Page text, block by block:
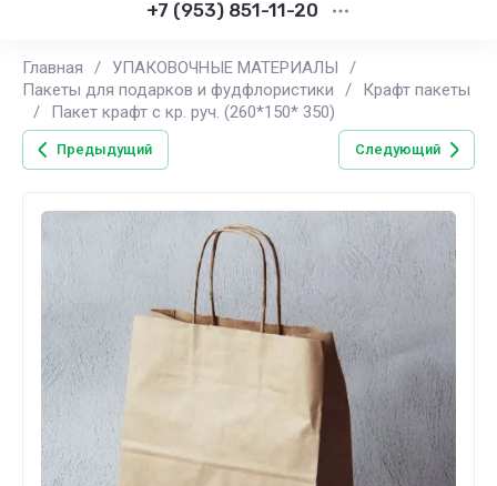
+7 (953) 851-11-20
Главная / УПАКОВОЧНЫЕ МАТЕРИАЛЫ
/
Пакеты для подарков и фудфлористики
/
Крафт пакеты
/
Пакет крафт с кр. руч. (260*150* 350)
Предыдущий Следующий